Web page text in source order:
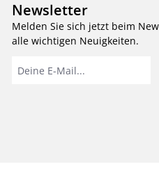
Newsletter
Melden Sie sich jetzt beim
alle wichtigen Neuigkeiten.